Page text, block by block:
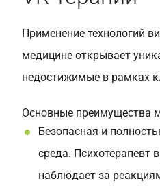
Применение технологий
медицине открывает
недостижимые в рамках
Основные преимущества
Безопасная и
среда. Психотерапевт
наблюдает за